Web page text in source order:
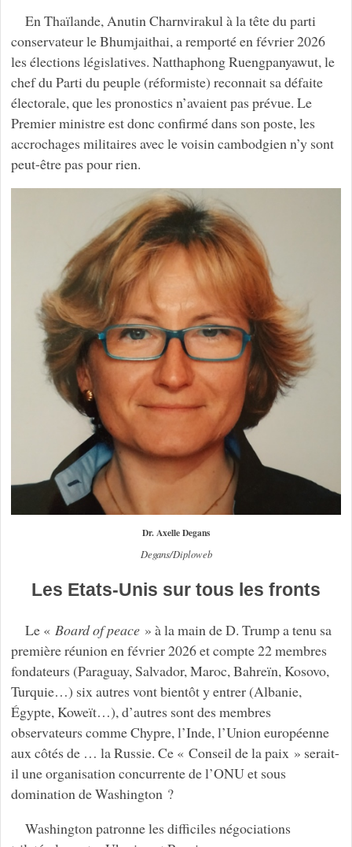
En Thaïlande, Anutin Charnvirakul à la tête du parti
conservateur le Bhumjaithai, a remporté en février 2026
les élections législatives. Natthaphong Ruengpanyawut, le
chef du Parti du peuple (réformiste) reconnait sa défaite
électorale, que les pronostics n’avaient pas prévue. Le
Premier ministre est donc confirmé dans son poste, les
accrochages militaires avec le voisin cambodgien n’y sont
peut-être pas pour rien.
Dr. Axelle Degans
Degans/Diploweb
Les Etats-Unis sur tous les fronts
Le « Board of peace» à la main de D. Trump a tenu sa
première réunion en février 2026 et compte 22 membres
fondateurs (Paraguay, Salvador, Maroc, Bahreïn, Kosovo,
Turquie…) six autres vont bientôt y entrer (Albanie,
Égypte, Koweït…), d’autres sont des membres
observateurs comme Chypre, l’Inde, l’Union européenne
aux côtés de … la Russie. Ce « Conseil de la paix » serait-
il une organisation concurrente de l’ONU et sous
domination de Washington ?
Washington patronne les difficiles négociations